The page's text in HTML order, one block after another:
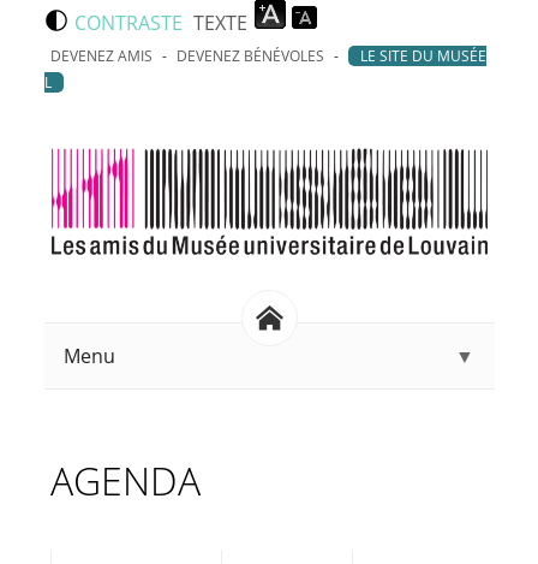
Aller au contenu principal
CONTRASTE TEXTE
DEVENEZ AMIS DEVENEZ BÉNÉVOLES
LE SITE DU MUSÉE
L
Menu ▼
AGENDA